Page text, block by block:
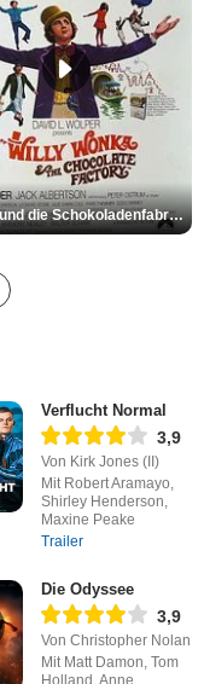
Charlie und die Schokoladenfabrik Trailer OV
Verflucht Normal
3,9
Von Kirk Jones (II)
Mit Robert Aramayo,
Shirley Henderson,
Maxine Peake
Trailer
Die Odyssee
3,9
Von Christopher Nolan
Mit Matt Damon, Tom
Holland, Anne